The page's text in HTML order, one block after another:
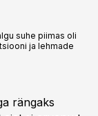
suhe piimas oli
ja lehmade
rängaks